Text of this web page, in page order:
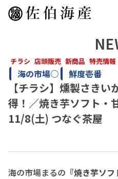
チラシ 店頭販売 新商品 特売情報
海の市場○ 鮮度壱番
【チラシ】燻製さきい
得！／焼き芋ソフト・
11/8(土) つなぐ茶屋
海の市場まるの 『焼き芋ソ